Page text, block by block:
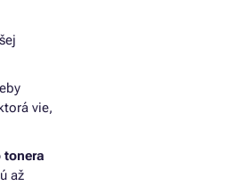
vie,
tonera
až